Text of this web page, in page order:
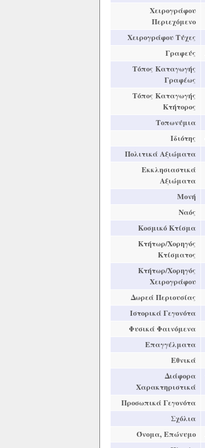
Χειρογράφου
Περιεχόμενο
Χειρογράφου Τύχες
Γραφεύς
Τόπος Καταγωγής
Γραφέως
Τόπος Καταγωγής
Κτήτορος
Τοπωνύμια
Ιδιότης
Πολιτικά Αξιώματα
Εκκλησιαστικά
Αξιώματα
Μονή
Ναός
Κοσμικό Κτίσμα
Κτήτωρ/Χορηγός
Κτίσματος
Κτήτωρ/Χορηγός
Χειρογράφου
Δωρεά Περιουσίας
Ιστορικά Γεγονότα
Φυσικά Φαινόμενα
Επαγγέλματα
Εθνικά
Διάφορα
Χαρακτηριστικά
Προσωπικά Γεγονότα
Σχόλια
Όνομα, Επώνυμο